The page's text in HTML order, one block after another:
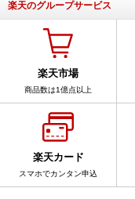
楽天のグループサービス
楽天市場
商品数は1億点以上
楽天カード
スマホでカンタン申込